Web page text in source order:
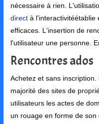
nécessaire à rien.
direct à l'interactivitéétablie
efficaces. L'insertion de
l'utilisateur une personne.
Rencontres ados
Achetez et sans
majorité des sites de
utilisateurs les actes de
un rouage en forme de son